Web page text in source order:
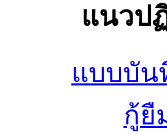
แนวป
แบบบัน
กู้ยื